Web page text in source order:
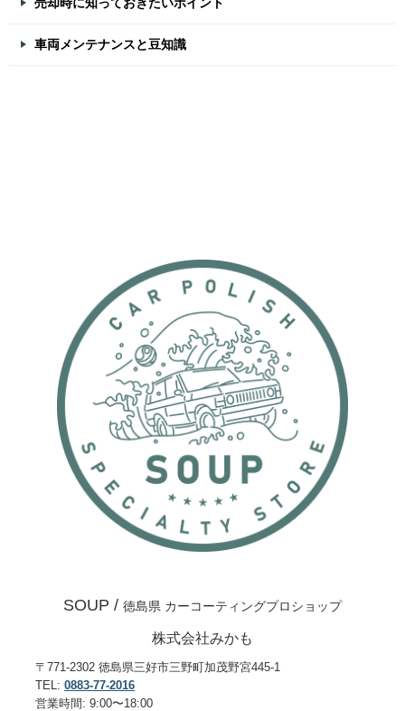
売却時に知っておきたいポイント
車両メンテナンスと豆知識
SOUP / 徳島県 カーコーティングプロショップ
株式会社みかも
〒771-2302 徳島県三好市三野町加茂野宮445-1
TEL: 0883-77-2016
営業時間: 9:00〜18:00